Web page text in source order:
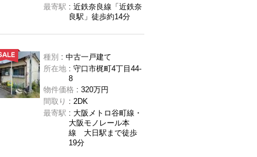
最寄駅 : 近鉄奈良線「近鉄奈
良駅」徒歩約14分
種別 : 中古一戸建て
所在地 : 守口市梶町4丁目44-
8
物件価格 : 320万円
間取り : 2DK
最寄駅 : 大阪メトロ谷町線・
大阪モノレール本
線 大日駅まで徒歩
19分